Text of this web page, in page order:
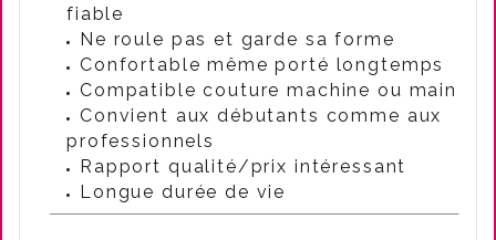
fiable
Ne roule pas et garde sa forme
Confortable même porté longtemps
Compatible couture machine ou main
Convient aux débutants comme aux
professionnels
Rapport qualité/prix intéressant
Longue durée de vie